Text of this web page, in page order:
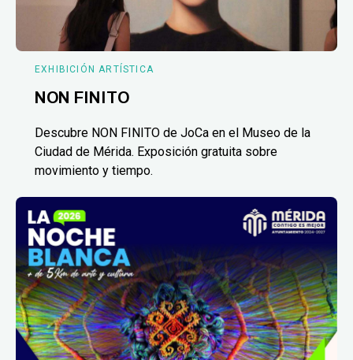
EXHIBICIÓN ARTÍSTICA
NON FINITO
Descubre NON FINITO de JoCa en el Museo de la
Ciudad de Mérida. Exposición gratuita sobre
movimiento y tiempo.